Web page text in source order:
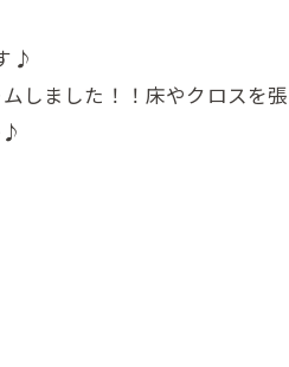
♪
しました！！床やクロスを